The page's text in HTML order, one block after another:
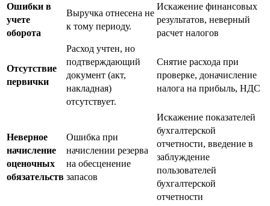
Ошибки в
учете
оборота
Выручка отнесена не
к тому периоду.
Искажение финансовых
результатов, неверный
расчет налогов
Отсутствие
первички
Расход учтен, но
подтверждающий
документ (акт,
накладная)
отсутствует.
Снятие расхода при
проверке, доначисление
налога на прибыль, НДС
Неверное
начисление
оценочных
обязательств
Ошибка при
начислении резерва
на обесценение
запасов
Искажение показателей
бухгалтерской
отчетности, введение в
заблуждение
пользователей
бухгалтерской
отчетности